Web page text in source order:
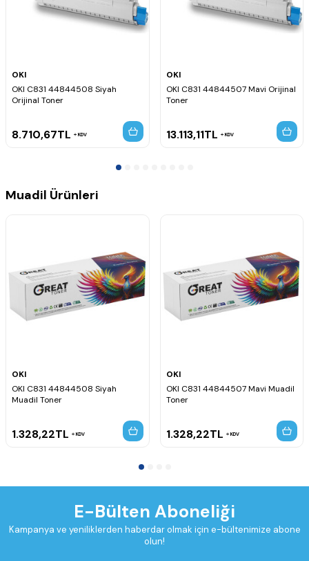
OKI
OKI C831 44844508 Siyah
Orijinal Toner
8.710,67TL KDV
OKI
OKI C831 44844507 Mavi Orijinal
Toner
13.113,11TL KDV
Muadil Ürünleri
OKI
OKI C831 44844508 Siyah
Muadil Toner
1.328,22TL KDV
OKI
OKI C831 44844507 Mavi Muadil
Toner
1.328,22TL KDV
E-Bülten Aboneliği
Kampanya ve yeniliklerden haberdar olmak için e-bültenimize abone
olun!